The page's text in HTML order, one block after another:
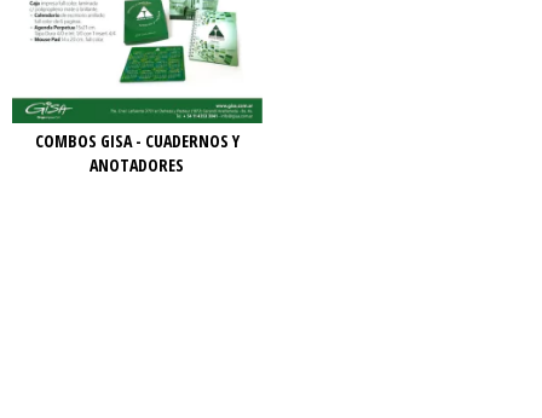
COMBOS GISA - CUADERNOS Y
ANOTADORES